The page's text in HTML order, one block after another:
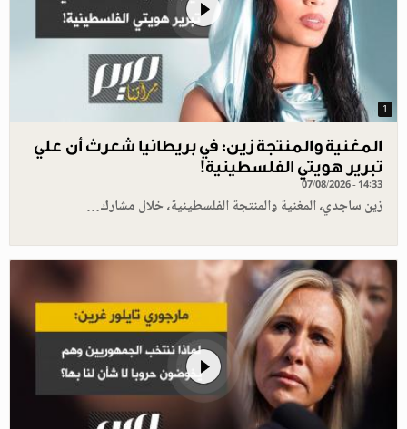
1
المغنية والمنتجة زين: في بريطانيا شعرتُ أن علي
تبرير هويتي الفلسطينية!
07/08/2026 - 14:33
زين ساجدي، المغنية والمنتجة الفلسطينية، خلال مشارك…